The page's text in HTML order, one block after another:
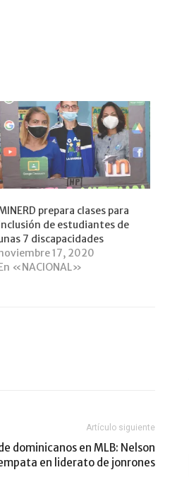
prepara clases para
de estudiantes de
7 discapacidades
17, 2020
«NACIONAL»
Artículo siguiente
dominicanos en MLB: Nelson
en liderato de jonrones